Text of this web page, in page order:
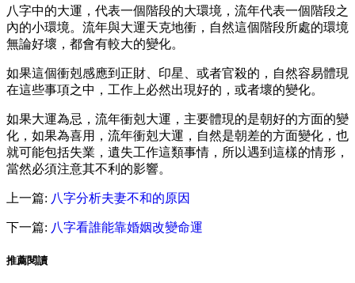
八字中的大運，代表一個階段的大環境，流年代表一個階段之
內的小環境。流年與大運天克地衝，自然這個階段所處的環境
無論好壞，都會有較大的變化。
如果這個衝剋感應到正財、印星、或者官殺的，自然容易體現
在這些事項之中，工作上必然出現好的，或者壞的變化。
如果大運為忌，流年衝剋大運，主要體現的是朝好的方面的變
化，如果為喜用，流年衝剋大運，自然是朝差的方面變化，也
就可能包括失業，遺失工作這類事情，所以遇到這樣的情形，
當然必須注意其不利的影響。
上一篇: 八字分析夫妻不和的原因
下一篇: 八字看誰能靠婚姻改變命運
推薦閱讀